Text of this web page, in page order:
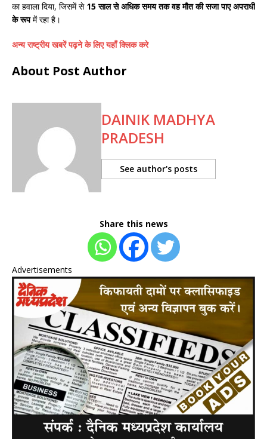
का हवाला दिया, जिसमें से 15 साल से अधिक समय तक वह मौत की सजा पाए अपराधी
के रूपमें रहा है।
अन्य राष्ट्रीय खबरें पढ़ने के लिए यहाँ क्लिक करे
About Post Author
DAINIK MADHYA
PRADESH
See author's posts
Share this news
Advertisements